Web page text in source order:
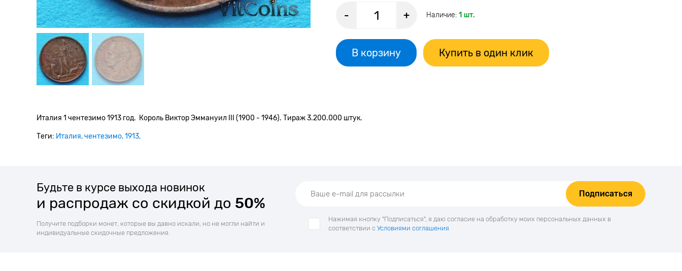
- + Наличие: 1 шт.
В корзину Купить в один клик
Италия 1 чентезимо 1913 год. Король Виктор Эммануил III (1900 - 1946). Тираж 3.200.000 штук.
Теги: Италия чентезимо 1913
Будьте в курсе выхода новинок
и распродаж со скидкой до 50%
Получите подборки монет, которые вы давно искали, но не могли найти и
индивидуальные скидочные предложения.
Подписаться
Нажимая кнопку "Подписаться", я даю согласие на обработку моих персональных данных в
соответствии с Условиями соглашения